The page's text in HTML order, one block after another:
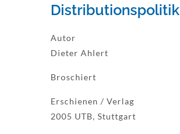
Distributionspolitik
Autor
Dieter Ahlert
Broschiert
Erschienen / Verlag
2005 UTB, Stuttgart